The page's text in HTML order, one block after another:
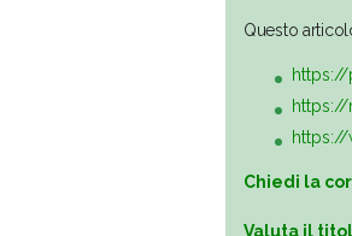
Questo
Chiedi la
Valuta il